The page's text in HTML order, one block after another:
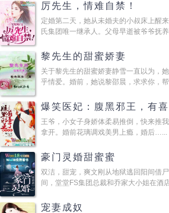
厉先生，情难自禁！
定婚第二天，她从未婚夫的小叔床上醒
氏集团唯一继承人。父母早逝被爷爷抚
黎先生的甜蜜娇妻
关于黎先生的甜蜜娇妻静雪一直以为，
乎情爱。婚前，她说黎邵晨，求求你，
爆笑医妃：腹黑邪王，有喜
王爷，小女子身娇体柔易推倒，快来推
拿开。婚前花璃调戏美男上瘾，婚后…...
豪门灵婚甜蜜蜜
双洁，甜宠，爽文刚从地狱逃回阳间借
间，堂堂FS集团总裁和乔家大小姐在酒
宠妻成奴